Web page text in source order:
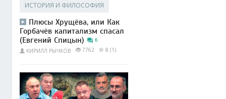
ИСТОРИЯ И ФИЛОСОФИЯ
Плюсы Хрущёва, или Как
Горбачёв капитализм спасал
(Евгений Спицын)
6
КИРИЛЛ РЫЧКОВ 7762 8 (1)